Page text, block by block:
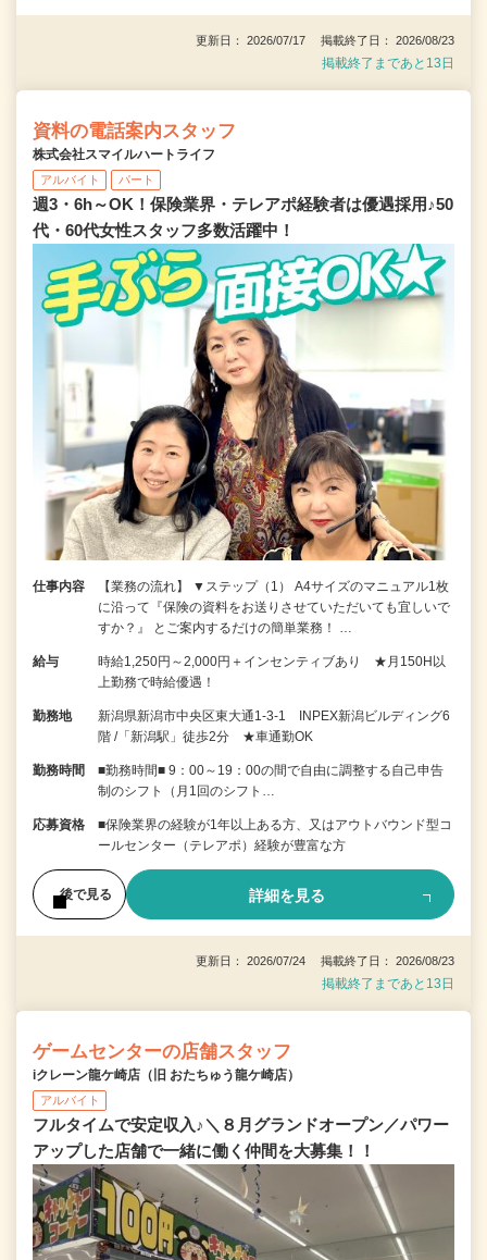
更新日： 2026/07/17 掲載終了日： 2026/08/23
掲載終了まであと13日
資料の電話案内スタッフ
株式会社スマイルハートライフ
アルバイト パート
週3・6h～OK！保険業界・テレアポ経験者は優遇採用♪50
代・60代女性スタッフ多数活躍中！
仕事内容
【業務の流れ】 ▼ステップ（1） A4サイズのマニュアル1枚
に沿って『保険の資料をお送りさせていただいても宜しいで
すか？』 とご案内するだけの簡単業務！ …
給与
時給1,250円～2,000円＋インセンティブあり ★月150H以
上勤務で時給優遇！
勤務地
新潟県新潟市中央区東大通1-3-1 INPEX新潟ビルディング6
階 /「新潟駅」徒歩2分 ★車通勤OK
勤務時間
■勤務時間■ 9：00～19：00の間で自由に調整する自己申告
制のシフト（月1回のシフト…
応募資格
■保険業界の経験が1年以上ある方、又はアウトバウンド型コ
ールセンター（テレアポ）経験が豊富な方
後で見る 詳細を見る
更新日： 2026/07/24 掲載終了日： 2026/08/23
掲載終了まであと13日
ゲームセンターの店舗スタッフ
iクレーン龍ケ崎店（旧 おたちゅう龍ケ崎店）
アルバイト
フルタイムで安定収入♪＼８月グランドオープン／パワー
アップした店舗で一緒に働く仲間を大募集！！